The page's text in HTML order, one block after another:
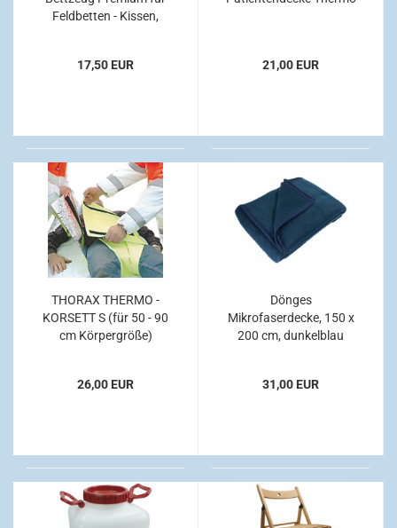
Feldbetten - Kissen,
20 x 6,5 cm, blau
17,50 EUR 21,00 EUR
THORAX THERMO -
KORSETT S (für 50 - 90
cm Körpergröße)
26,00 EUR
Dönges
Mikrofaserdecke, 150 x
200 cm, dunkelblau
31,00 EUR